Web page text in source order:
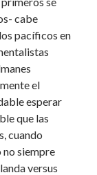
cabe
pacíficos en
el
esperar
que las
cuando
no siempre
versus